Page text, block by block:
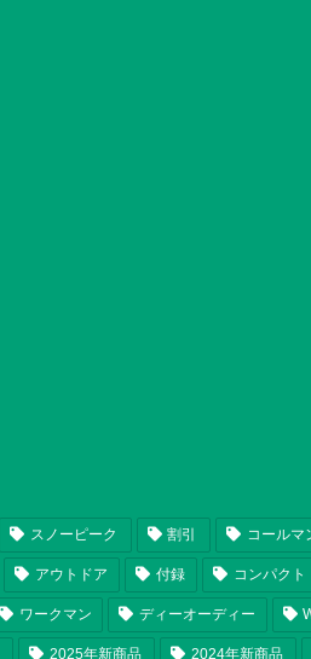
スノーピーク 割引 コールマ
アウトドア 付録 コンパクト
ワークマン ディーオーディー
2025年新商品 2024年新商品